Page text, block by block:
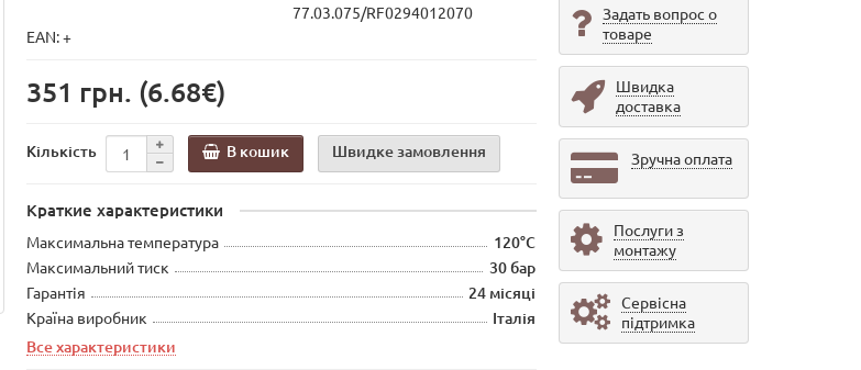
77.03.075/RF0294012070
EAN: +
351 грн. (6.68€)
Кількість В кошик Швидке замовлення
Краткие характеристики
Максимальна температура 120°С
Максимальний тиск 30 бар
Гарантія 24 місяці
Країна виробник
Італія
Все характеристики
Задать вопрос о
товаре
Швидка
доставка
Зручна оплата
Послуги з
монтажу
Сервісна
підтримка